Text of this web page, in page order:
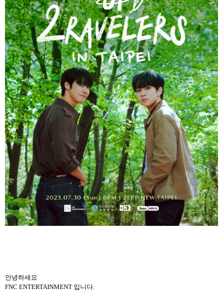
안녕하세요
FNC ENTERTAINMENT 입니다.